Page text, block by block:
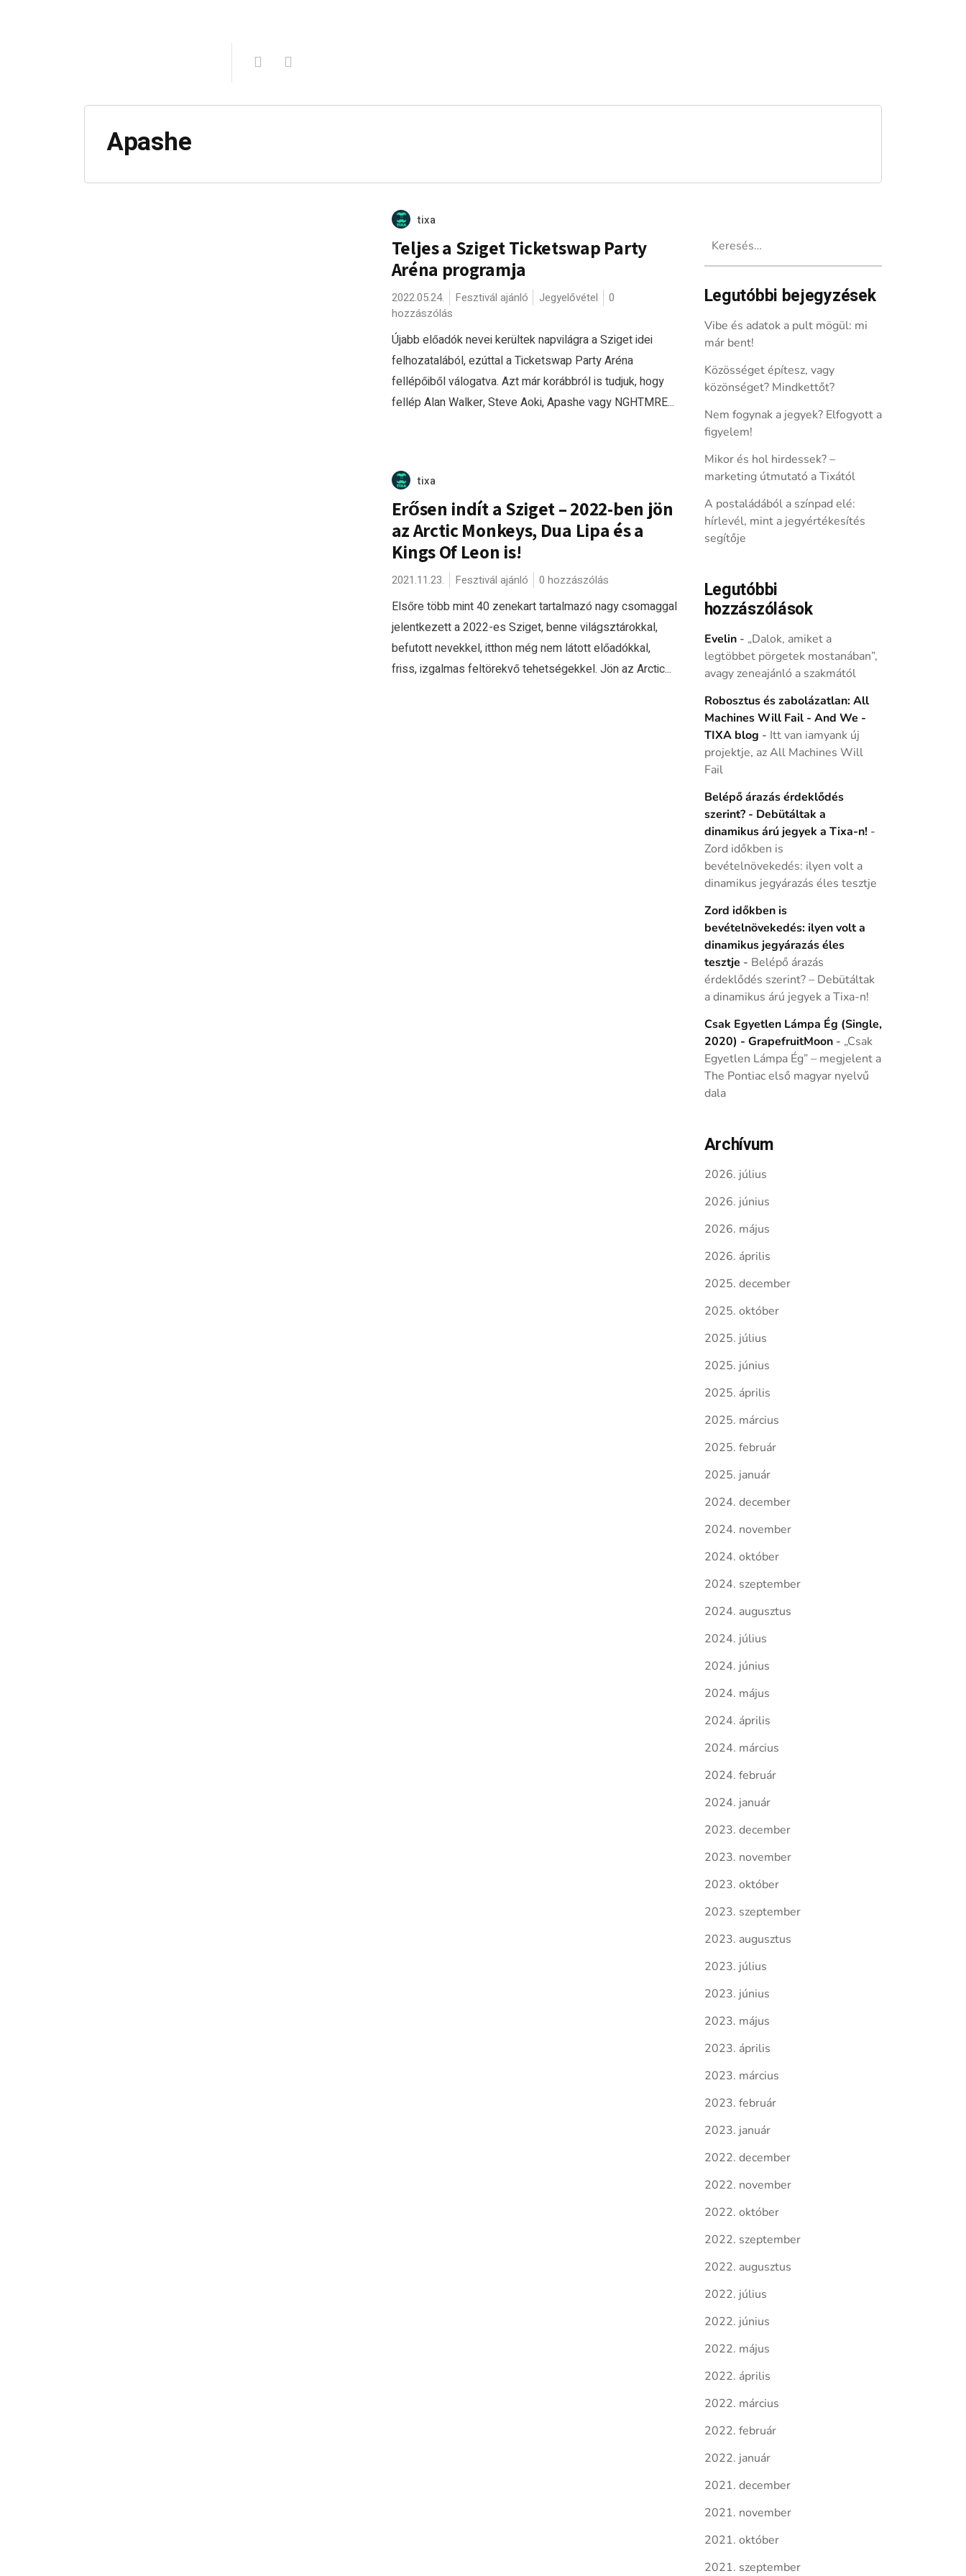
Apashe
tixa
Teljes a Sziget Ticketswap Party
Aréna programja
2022.05.24. Fesztivál ajánló Jegyelővétel
0
hozzászólás
Újabb előadók nevei kerültek napvilágra a Sziget idei
felhozatalából, ezúttal a Ticketswap Party Aréna
fellépőiből válogatva. Azt már korábbról is tudjuk, hogy
fellép Alan Walker, Steve Aoki, Apashe vagy NGHTMRE...
tixa
Erősen indít a Sziget – 2022-ben jön
az Arctic Monkeys, Dua Lipa és a
Kings Of Leon is!
2021.11.23. Fesztivál ajánló 0 hozzászólás
Elsőre több mint 40 zenekart tartalmazó nagy csomaggal
jelentkezett a 2022-es Sziget, benne világsztárokkal,
befutott nevekkel, itthon még nem látott előadókkal,
friss, izgalmas feltörekvő tehetségekkel. Jön az Arctic...
Legutóbbi bejegyzések
Vibe és adatok a pult mögül: mi
már bent!
Közösséget építesz, vagy
közönséget? Mindkettőt?
Nem fogynak a jegyek? Elfogyott a
figyelem!
Mikor és hol hirdessek? –
marketing útmutató a Tixától
A postaládából a színpad elé:
hírlevél, mint a jegyértékesítés
segítője
Legutóbbi
hozzászólások
Evelin- „Dalok, amiket a
legtöbbet pörgetek mostanában”,
avagy zeneajánló a szakmától
Robosztus és zabolázatlan: All
Machines Will Fail - And We -
TIXA blog - Itt van iamyank új
projektje, az All Machines Will
Fail
Belépő árazás érdeklődés
szerint? - Debütáltak a
dinamikus árú jegyek a Tixa-n! -
Zord időkben is
bevételnövekedés: ilyen volt a
dinamikus jegyárazás éles tesztje
Zord időkben is
bevételnövekedés: ilyen volt a
dinamikus jegyárazás éles
tesztje - Belépő árazás
érdeklődés szerint? – Debütáltak
a dinamikus árú jegyek a Tixa-n!
Csak Egyetlen Lámpa Ég (Single,
2020) - GrapefruitMoon- „Csak
Egyetlen Lámpa Ég” – megjelent a
The Pontiac első magyar nyelvű
dala
Archívum
2026. július
2026. június
2026. május
2026. április
2025. december
2025. október
2025. július
2025. június
2025. április
2025. március
2025. február
2025. január
2024. december
2024. november
2024. október
2024. szeptember
2024. augusztus
2024. július
2024. június
2024. május
2024. április
2024. március
2024. február
2024. január
2023. december
2023. november
2023. október
2023. szeptember
2023. augusztus
2023. július
2023. június
2023. május
2023. április
2023. március
2023. február
2023. január
2022. december
2022. november
2022. október
2022. szeptember
2022. augusztus
2022. július
2022. június
2022. május
2022. április
2022. március
2022. február
2022. január
2021. december
2021. november
2021. október
2021. szeptember